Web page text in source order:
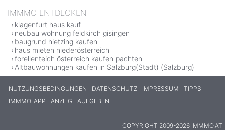
IMMMO ENTDECKEN
klagenfurt haus kauf
neubau wohnung feldkirch gisingen
baugrund hietzing kaufen
haus mieten niederösterreich
forellenteich österreich kaufen pachten
Altbauwohnungen kaufen in Salzburg(Stadt) (Salzburg)
NUTZUNGSBEDINGUNGEN DATENSCHUTZ IMPRESSUM
TIPPS
IMMMO-APP
ANZEIGE AUFGEBEN
COPYRIGHT 2009-2026 IMMMO.AT